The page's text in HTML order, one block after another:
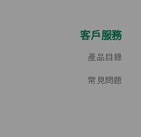
客戶服務
產品目錄
常見問題